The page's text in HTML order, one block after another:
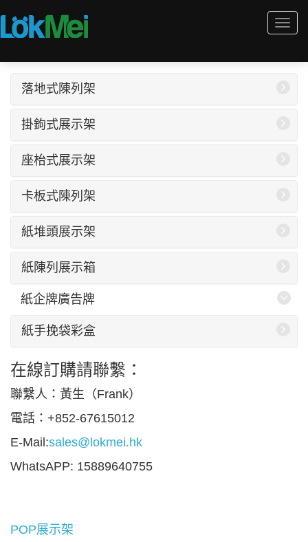
落地式陳列架
掛鉤式展示架
座枱式展示架
卡板式陳列架
紙堆頭展示架
紙陳列展示箱
紙企牌廣告牌
紙手挽袋彩盒
在線訂購請聯繫：
聯繫人：黃生（Frank）
電話：+852-67615012
E-Mail:sales@lokmei.hk
WhatsAPP: 15889640755
POP展示架